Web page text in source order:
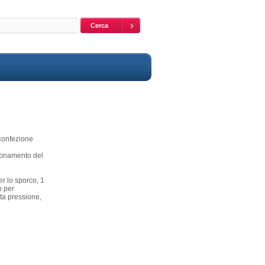
del
lo sporco, 1
per
pressione,